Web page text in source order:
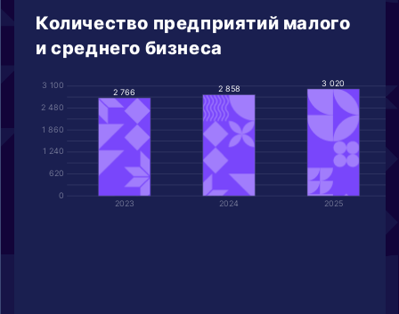
Количество предприятий малого
и среднего бизнеса
0
620
1 240
1 860
2 480
3 100
2023 2024 2025
2 766 2 858
3 020